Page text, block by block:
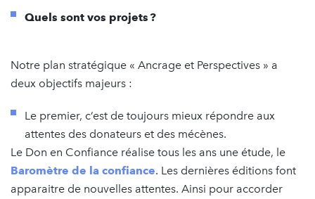
Quels sont vos projets ?
Notre plan stratégique « Ancrage et Perspectives » a
deux objectifs majeurs :
Le premier, c’est de toujours mieux répondre aux
attentes des donateurs et des mécènes.
Le Don en Confiance réalise tous les ans une étude, le
Baromètre de la confiance. Les dernières éditions font
apparaitre de nouvelles attentes. Ainsi pour accorder